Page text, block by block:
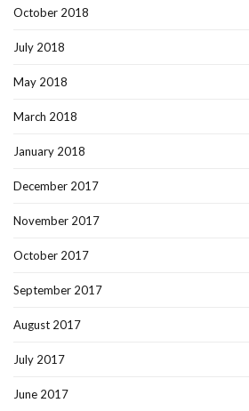
October 2018
July 2018
May 2018
March 2018
January 2018
December 2017
November 2017
October 2017
September 2017
August 2017
July 2017
June 2017